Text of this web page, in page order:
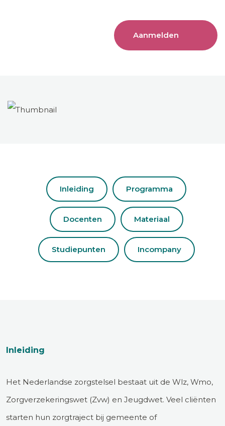
Aanmelden
Inleiding Programma
Docenten Materiaal
Studiepunten Incompany
Inleiding
Het Nederlandse zorgstelsel bestaat uit de Wlz, Wmo,
Zorgverzekeringswet (Zvw) en Jeugdwet. Veel cliënten
starten hun zorgtraject bij gemeente of